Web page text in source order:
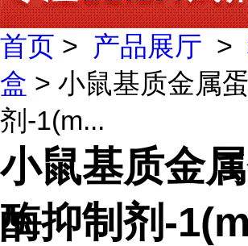
首页 > 产品展厅 >
盒 > 小鼠基质金属
剂-1(m...
小鼠基质金
酶抑制剂-